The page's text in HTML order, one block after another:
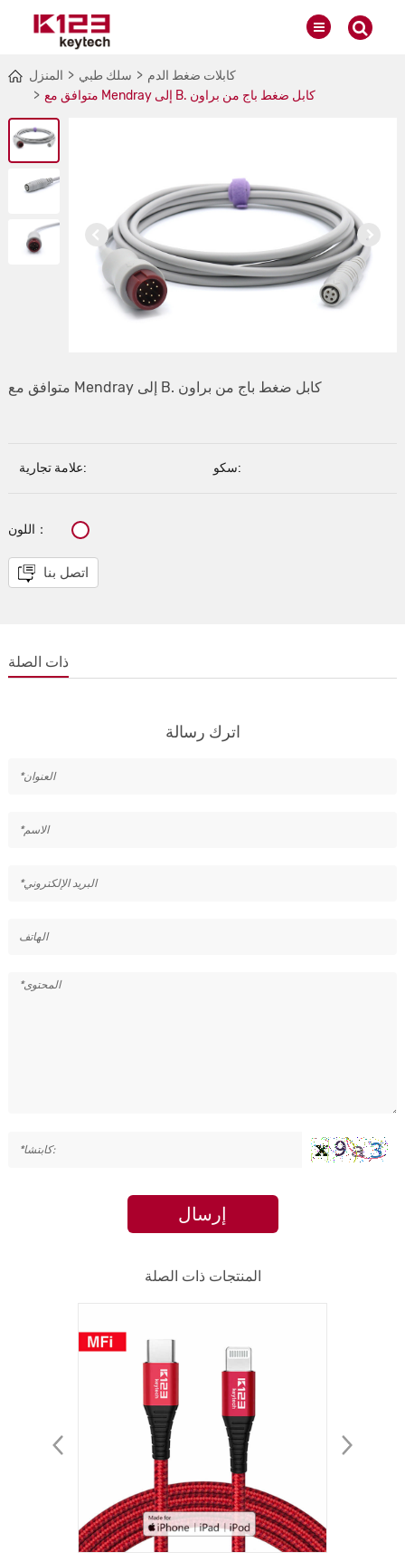
المنزل سلك طبي
كابلات ضغط الدم
متوافق مع Mendray إلى B. كابل ضغط باج من براون
متوافق مع Mendray إلى B. كابل ضغط باج من براون
علامة تجارية: سكو:
اللون：
اتصل بنا
ذات الصلة
اترك رسالة
إرسال
المنتجات ذات الصلة